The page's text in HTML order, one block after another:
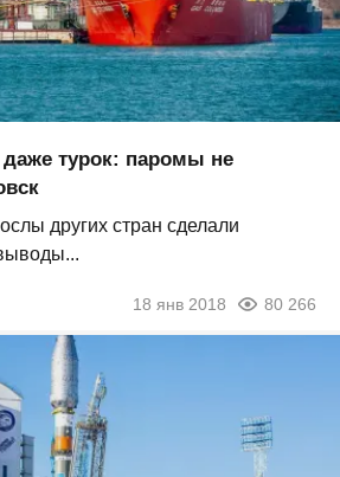
даже турок: паромы не
других стран сделали
18 янв 2018 80 266